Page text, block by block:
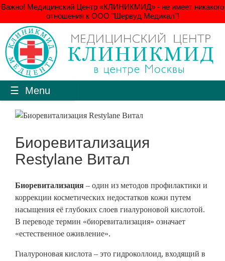
Важно! Медицинский Центр «КЛИНИКМИД» - не имеет никакого
отношения к ООО "Шервуд Медикал"!
Menu
Биоревитализация
Restylane Витал
Биоревитализация – один из методов профилактики и
коррекции косметических недостатков кожи путем
насыщения её глубоких слоев гиалуроновой кислотой.
В переводе термин «биоревитализация» означает
«естественное оживление».
Гиалуроновая кислота – это гидроколлоид, входящий в